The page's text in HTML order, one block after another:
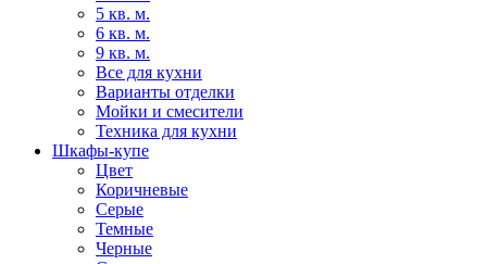
5 кв. м.
6 кв. м.
9 кв. м.
Все для кухни
Варианты отделки
Мойки и смесители
Техника для кухни
Шкафы-купе
Цвет
Коричневые
Серые
Темные
Черные